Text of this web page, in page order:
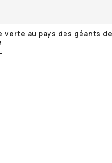
verte au pays des géants de